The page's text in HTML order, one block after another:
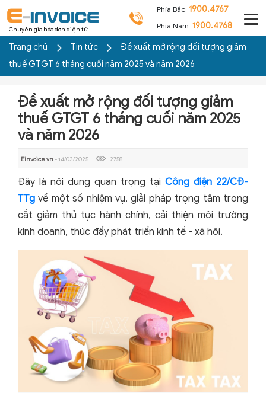
Chuyên gia hóa đơn điện tử
Phía Bắc: 1900.4767
Phía Nam: 1900.4768
Trang chủ Tin tức
Đề xuất mở rộng đối tượng giảm
thuế GTGT 6 tháng cuối năm 2025 và năm 2026
Đề xuất mở rộng đối tượng giảm
thuế GTGT 6 tháng cuối năm 2025
và năm 2026
Einvoice.vn- 14/03/2025 2758
Đây là nội dung quan trọng tại Công điện 22/CĐ-
TTg về một số nhiệm vụ, giải pháp trọng tâm trong
cắt giảm thủ tục hành chính, cải thiện môi trường
kinh doanh, thúc đẩy phát triển kinh tế - xã hội.